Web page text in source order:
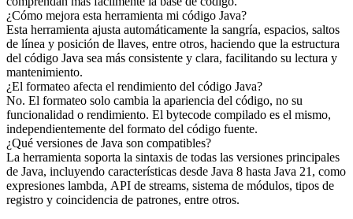
¿Cómo mejora esta herramienta mi código Java?
Esta herramienta ajusta automáticamente la sangría, espacios, saltos
de línea y posición de llaves, entre otros, haciendo que la estructura
del código Java sea más consistente y clara, facilitando su lectura y
mantenimiento.
¿El formateo afecta el rendimiento del código Java?
No. El formateo solo cambia la apariencia del código, no su
funcionalidad o rendimiento. El bytecode compilado es el mismo,
independientemente del formato del código fuente.
¿Qué versiones de Java son compatibles?
La herramienta soporta la sintaxis de todas las versiones principales
de Java, incluyendo características desde Java 8 hasta Java 21, como
expresiones lambda, API de streams, sistema de módulos, tipos de
registro y coincidencia de patrones, entre otros.